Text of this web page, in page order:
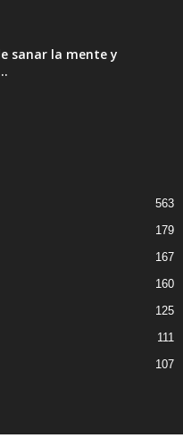
sanar la mente y
563
179
167
160
125
111
107